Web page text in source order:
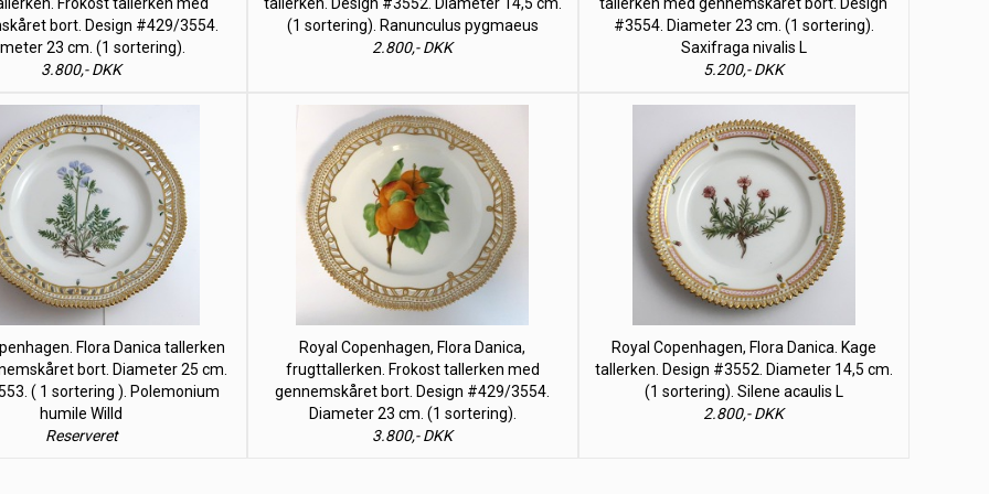
bort. Design #429/3554.
23 cm. (1 sortering).
3.800,- DKK
(1 sortering). Ranunculus pygmaeus
2.800,- DKK
#3554. Diameter 23 cm. (1 sortering).
Saxifraga nivalis L
5.200,- DKK
Flora Danica tallerken
bort. Diameter 25 cm.
( 1 sortering ). Polemonium
humile Willd
Reserveret
Royal Copenhagen, Flora Danica,
frugttallerken. Frokost tallerken med
gennemskåret bort. Design #429/3554.
Diameter 23 cm. (1 sortering).
3.800,- DKK
Royal Copenhagen, Flora Danica. Kage
tallerken. Design #3552. Diameter 14,5 cm.
(1 sortering). Silene acaulis L
2.800,- DKK